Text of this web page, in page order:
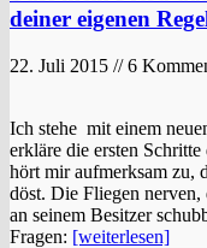
deiner eigenen
22. Juli 2015 // 6
Ich stehe mit einem
erkläre die ersten
hört mir aufmerksam zu,
döst. Die Fliegen
an seinem Besitzer
Fragen: [weiterlesen]